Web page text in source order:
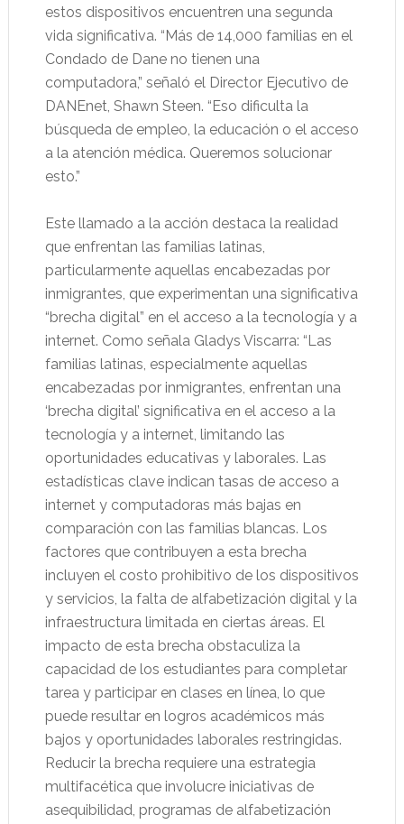
estos dispositivos encuentren una segunda
vida significativa. “Más de 14,000 familias en el
Condado de Dane no tienen una
computadora,” señaló el Director Ejecutivo de
DANEnet, Shawn Steen. “Eso dificulta la
búsqueda de empleo, la educación o el acceso
a la atención médica. Queremos solucionar
esto.”
Este llamado a la acción destaca la realidad
que enfrentan las familias latinas,
particularmente aquellas encabezadas por
inmigrantes, que experimentan una significativa
“brecha digital” en el acceso a la tecnología y a
internet. Como señala Gladys Viscarra: “Las
familias latinas, especialmente aquellas
encabezadas por inmigrantes, enfrentan una
‘brecha digital’ significativa en el acceso a la
tecnología y a internet, limitando las
oportunidades educativas y laborales. Las
estadísticas clave indican tasas de acceso a
internet y computadoras más bajas en
comparación con las familias blancas. Los
factores que contribuyen a esta brecha
incluyen el costo prohibitivo de los dispositivos
y servicios, la falta de alfabetización digital y la
infraestructura limitada en ciertas áreas. El
impacto de esta brecha obstaculiza la
capacidad de los estudiantes para completar
tarea y participar en clases en línea, lo que
puede resultar en logros académicos más
bajos y oportunidades laborales restringidas.
Reducir la brecha requiere una estrategia
multifacética que involucre iniciativas de
asequibilidad, programas de alfabetización